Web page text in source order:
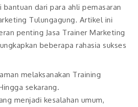
bantuan dari para ahli pemasaran
Tulungagung. Artikel ini
penting Jasa Trainer Marketing
beberapa rahasia sukses
melaksanakan Training
sekarang.
menjadi kesalahan umum,